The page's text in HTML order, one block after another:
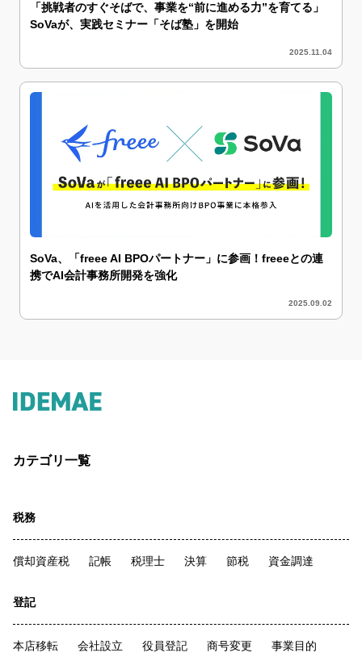
「挑戦者のすぐそばで、事業を“前に進める力”を育てる」
SoVaが、実践セミナー「そば塾」を開始
2025.11.04
SoVa、「freee AI BPOパートナー」に参画！freeeとの連
携でAI会計事務所開発を強化
2025.09.02
カテゴリ一覧
税務
償却資産税 記帳 税理士 決算 節税 資金調達
登記
本店移転 会社設立 役員登記 商号変更 事業目的